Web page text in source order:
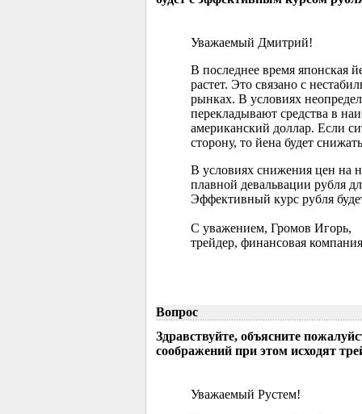
Уважаемый Дмитрий!
В последнее время
растет. Это связано с
рынках. В условиях
перекладывают средства в
американский доллар. Если
сторону, то йена будет
В условиях снижения цен на
плавной девальвации рубля
Эффективный курс рубля
С уважением, Громов Игорь,
трейдер, финансовая
Вопрос
Здравствуйте, объясните
соображений при этом исходят
Уважаемый Рустем!